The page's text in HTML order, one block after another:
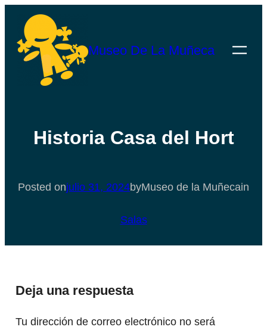
contenido
Museo De La Muñeca
Historia Casa del Hort
Posted onjulio 31, 2024byMuseo de la Muñecain
Salas
Deja una respuesta
Tu dirección de correo electrónico no será